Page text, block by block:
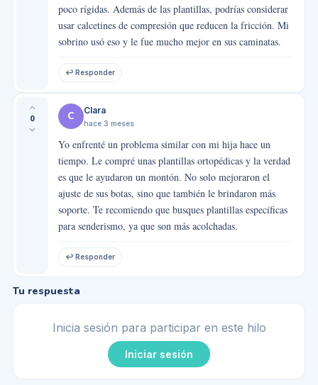
poco rígidas. Además de las plantillas, podrías considerar
usar calcetines de compresión que reducen la fricción. Mi
sobrino usó eso y le fue mucho mejor en sus caminatas.
↩ Responder
0 C Clara
hace 3 meses
Yo enfrenté un problema similar con mi hija hace un
tiempo. Le compré unas plantillas ortopédicas y la verdad
es que le ayudaron un montón. No solo mejoraron el
ajuste de sus botas, sino que también le brindaron más
soporte. Te recomiendo que busques plantillas específicas
para senderismo, ya que son más acolchadas.
↩ Responder
Tu respuesta
Inicia sesión para participar en este hilo
Iniciar sesión